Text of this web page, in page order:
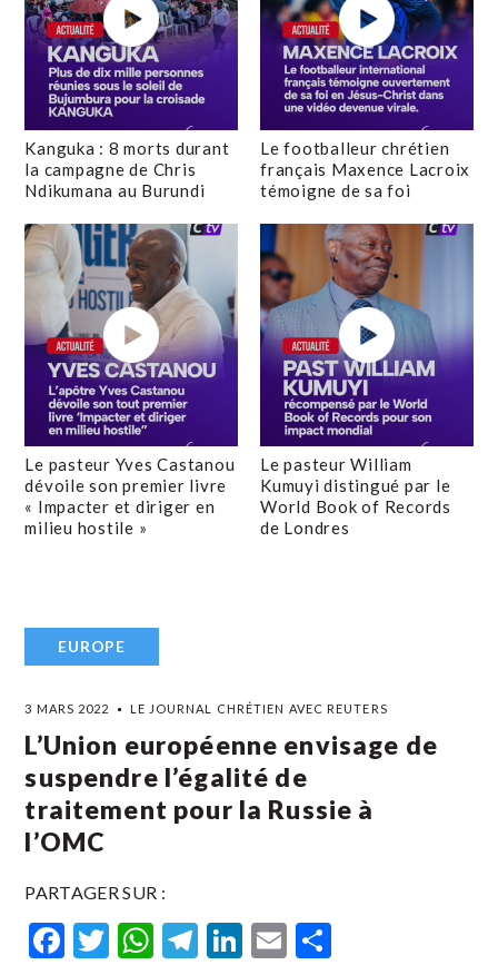
Kanguka : 8 morts durant
la campagne de Chris
Ndikumana au Burundi
Le footballeur chrétien
français Maxence Lacroix
témoigne de sa foi
Le pasteur Yves Castanou
dévoile son premier livre
« Impacter et diriger en
milieu hostile »
Le pasteur William
Kumuyi distingué par le
World Book of Records
de Londres
EUROPE
3 MARS 2022 LE JOURNAL CHRÉTIEN AVEC REUTERS
L’Union européenne envisage de
suspendre l’égalité de
traitement pour la Russie à
l’OMC
PARTAGER SUR :
Facebook
Twitter
WhatsApp
Telegram
LinkedIn
Email